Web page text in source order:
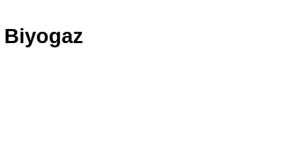
Biyogaz